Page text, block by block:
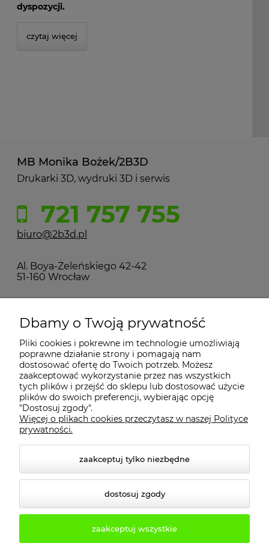
dyspozycji.
czytaj więcej
MB Monika Bożek/2B3D
Drukarki 3D, wydruki 3D i serwis
721 757 755
biuro@2b3d.pl
Al. Boya-Żeleńskiego 42-42
51-160 Wrocław
MOJE KONTO
PŁATNOŚCI I DOSTAWA
INFORMACJE
KONTAKT
© 2026 2b3d.pl. Wszelkie prawa zastrzeżone.
Dbamy o Twoją prywatność
Pliki cookies i pokrewne im technologie umożliwiają
poprawne działanie strony i pomagają nam
dostosować ofertę do Twoich potrzeb. Możesz
zaakceptować wykorzystanie przez nas wszystkich
tych plików i przejść do sklepu lub dostosować użycie
plików do swoich preferencji, wybierając opcję
"Dostosuj zgody".
Więcej o plikach cookies przeczytasz w naszej Polityce
prywatności.
zaakceptuj tylko niezbędne
dostosuj zgody
zaakceptuj wszystkie